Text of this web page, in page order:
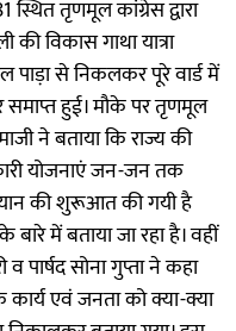
तृणमूल कांग्रेस द्वारा
विकास गाथा यात्रा
पाड़ा से निकलकर पूरे वार्ड में
हुई। मौके पर तृणमूल
ने बताया कि राज्य की
योजनाएं जन-जन तक
की शुरूआत की गयी है
में बताया जा रहा है। वहीं
पार्षद सोना गुप्ता ने कहा
कार्य एवं जनता को क्या-क्या